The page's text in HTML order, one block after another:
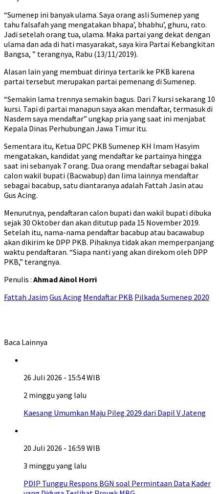
“Sumenep ini banyak ulama. Saya orang asli Sumenep yang
tahu falsafah yang mengatakan bhapa’, bhabhu’, ghuru, rato.
Jadi setelah orang tua, ulama. Maka partai yang dekat dengan
ulama dan ada di hati masyarakat, saya kira Partai Kebangkitan
Bangsa, ” terangnya, Rabu (13/11/2019).
Alasan lain yang membuat dirinya tertarik ke PKB karena
partai tersebut merupakan partai pemenang di Sumenep.
“Semakin lama trennya semakin bagus. Dari 7 kursi sekarang 10
kursi. Tapi di partai manapun saya akan mendaftar, termasuk di
Nasdem saya mendaftar” ungkap pria yang saat ini menjabat
Kepala Dinas Perhubungan Jawa Timur itu.
Sementara itu, Ketua DPC PKB Sumenep KH Imam Hasyim
mengatakan, kandidat yang mendaftar ke partainya hingga
saat ini sebanyak 7 orang. Dua orang mendaftar sebagai bakal
calon wakil bupati (Bacwabup) dan lima lainnya mendaftar
sebagai bacabup, satu diantaranya adalah Fattah Jasin atau
Gus Acing.
Menurutnya, pendaftaran calon bupati dan wakil bupati dibuka
sejak 30 Oktober dan akan ditutup pada 15 November 2019.
Setelah itu, nama-nama pendaftar bacabup atau bacawabup
akan dikirim ke DPP PKB. Pihaknya tidak akan memperpanjang
waktu pendaftaran. “Siapa nanti yang akan direkom oleh DPP
PKB,” terangnya.
Penulis : Ahmad Ainol Horri
Fattah Jasim Gus Acing Mendaftar PKB Pilkada Sumenep 2020
Baca Lainnya
26 Juli 2026 - 15:54 WIB
2 minggu yang lalu
Kaesang Umumkan Maju Pileg 2029 dari Dapil V Jateng
20 Juli 2026 - 16:59 WIB
3 minggu yang lalu
PDIP Tunggu Respons BGN soal Permintaan Data Kader